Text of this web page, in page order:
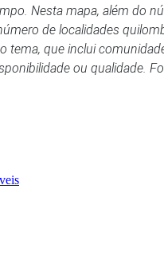
Nesta mapa, além do
de localidades
que inclui
ou qualidade.